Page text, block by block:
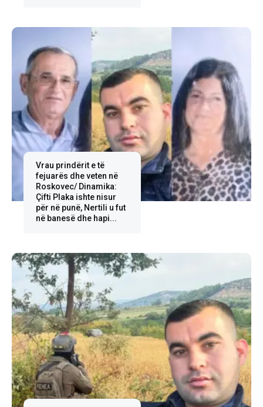
Vrau prindërit e të
fejuarës dhe veten në
Roskovec/ Dinamika:
Çifti Plaka ishte nisur
për në punë, Nertili u fut
në banesë dhe hapi...